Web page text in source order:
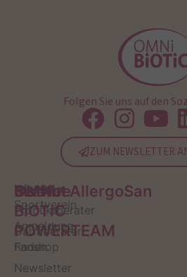
Folgen Sie uns auf den
ZUM NEWSLETTER
Service
Kontakt
Produktberater
Darmberater
finden
Newsletter
OMNi-
BiOTiC
POWERTEAM
Infos zum
Sportverein
Anmeldung
Fanshop
Institut AllergoSan